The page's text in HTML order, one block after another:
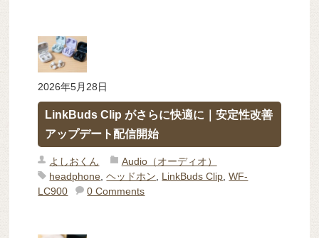
2026年5月28日
LinkBuds Clip がさらに快適に｜安定性改善
アップデート配信開始
よしおくん
Audio（オーディオ）
headphone,ヘッドホン, LinkBuds Clip,WF-
LC900
0 Comments